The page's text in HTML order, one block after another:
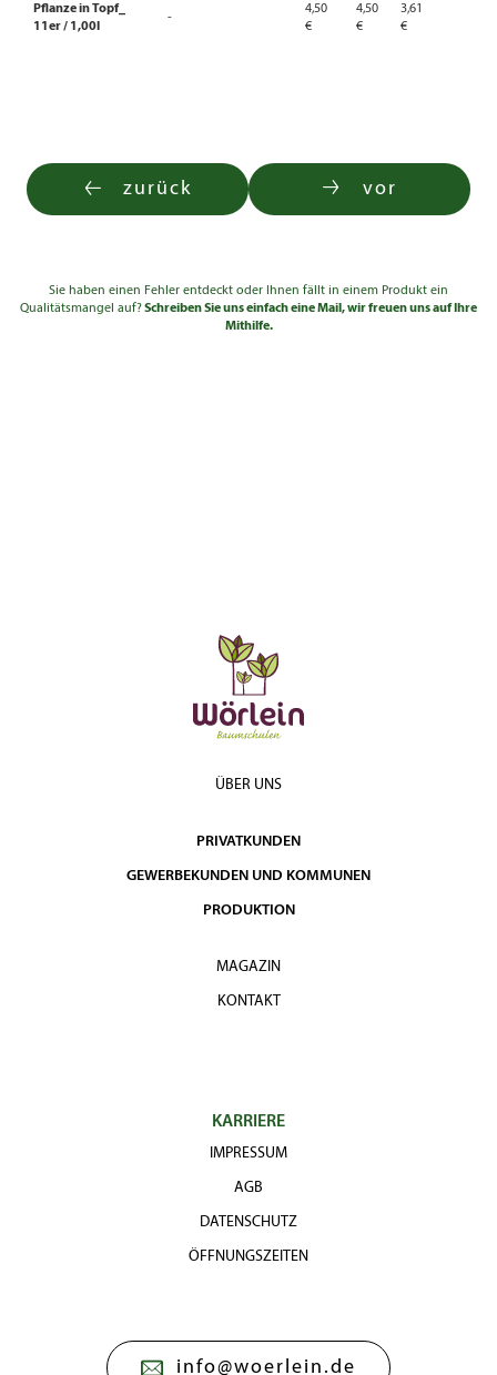
Pflanze in Topf_
11er / 1,00l
-
4,50
€
4,50
€
3,61
€
zurück vor
Sie haben einen Fehler entdeckt oder Ihnen fällt in einem Produkt ein
Qualitätsmangel auf?Schreiben Sie uns einfach eine Mail, wir freuen uns auf Ihre
Mithilfe.
ÜBER UNS
PRIVATKUNDEN
GEWERBEKUNDEN UND KOMMUNEN
PRODUKTION
MAGAZIN
KONTAKT
KARRIERE
IMPRESSUM
AGB
DATENSCHUTZ
ÖFFNUNGSZEITEN
info@woerlein.de